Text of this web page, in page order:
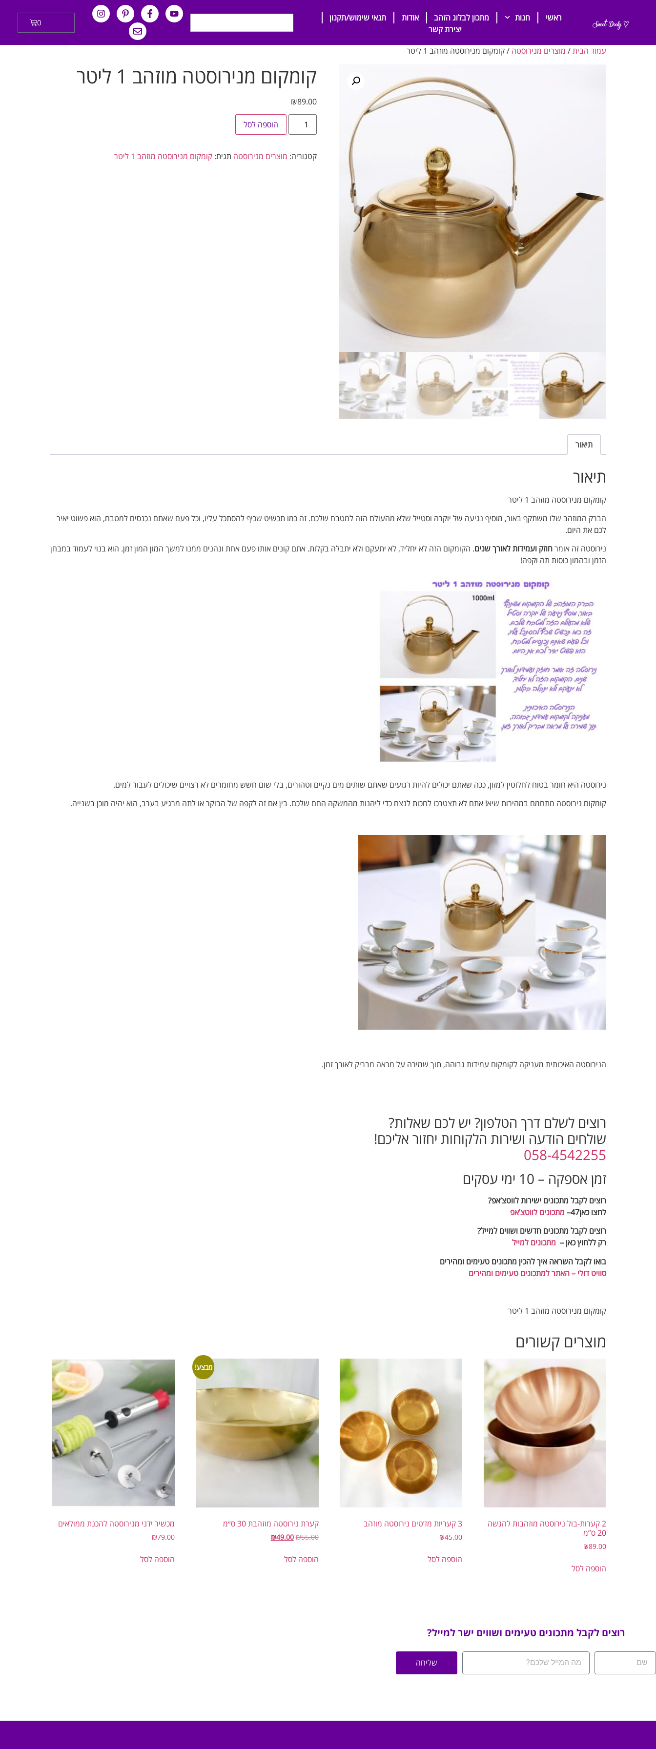
ראשי חנות מתכון לבלוג הזהב אודות
תנאי שימוש/תקנון
יצירת קשר
0
עמוד הבית/ מוצרים מנירוסטה / קומקום מנירוסטה מוזהב 1 ליטר
קומקום מנירוסטה מוזהב 1 ליטר
₪89.00
הוספה לסל
קטגוריה: מוצרים מנירוסטה תגית: קומקום מנירוסטה מוזהב 1 ליטר
תיאור
תיאור
קומקום מנירוסטה מוזהב 1 ליטר
הברק המוזהב שלו משתקף באור, מוסיף נגיעה של יוקרה וסטייל שלא מהעולם הזה למטבח שלכם. זה כמו תכשיט שכיף להסתכל עליו, וכל פעם שאתם נכנסים למטבח, הוא פשוט יאיר
לכם את היום.
נירוסטה זה אומרחוזק ועמידות לאורך שנים. הקומקום הזה לא יחליד, לא יתעקם ולא יתבלה בקלות. אתם קונים אותו פעם אחת ונהנים ממנו למשך המון המון זמן. הוא בנוי לעמוד במבחן
הזמן ובהמון כוסות תה וקפה!
נירוסטה היא חומר בטוח לחלוטין למזון, ככה שאתם יכולים להיות רגועים שאתם שותים מים נקיים וטהורים, בלי שום חשש מחומרים לא רצויים שיכולים לעבור למים.
קומקום נירוסטה מתחמם במהירות שיא! אתם לא תצטרכו לחכות לנצח כדי ליהנות מהמשקה החם שלכם. בין אם זה לקפה של הבוקר או לתה מרגיע בערב, הוא יהיה מוכן בשנייה.
הנירוסטה האיכותית מעניקה לקומקום עמידות גבוהה, תוך שמירה על מראה מבריק לאורך זמן.
רוצים לשלם דרך הטלפון? יש לכם שאלות?
שולחים הודעה ושירות הלקוחות יחזור אליכם!
058-4542255
זמן אספקה – 10 ימי עסקים
רוצים לקבל מתכונים ישירות לווטצ’אפ?
לחצו כאן47–
מתכונים לווטצ’אפ
רוצים לקבל מתכונים חדשים ושווים למייל?
רק ללחוץ כאן – מתכונים למייל
בואו לקבל השראה איך להכין מתכונים טעימים ומהירים
סוויט דולי – האתר למתכונים טעימים ומהירים
קומקום מנירוסטה מוזהב 1 ליטר
מוצרים קשורים
2 קערות-בול נירוסטה מוזהבות להגשה
20 ס”מ
₪89.00
הוספה לסל
3 קעריות מז’טים נירוסטה מוזהב
₪45.00
הוספה לסל
מבצע!
קערת נירוסטה מוזהבת 30 ס״מ
₪55.00
₪49.00
הוספה לסל
מכשיר ידני מנירוסטה להכנת ממולאים
₪79.00
הוספה לסל
רוצים לקבל מתכונים טעימים ושווים ישר למייל?
שליחה